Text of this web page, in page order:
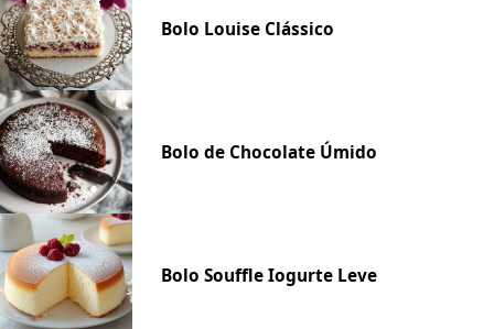
Bolo Louise Clássico
Bolo de Chocolate Úmido
Bolo Souffle Iogurte Leve